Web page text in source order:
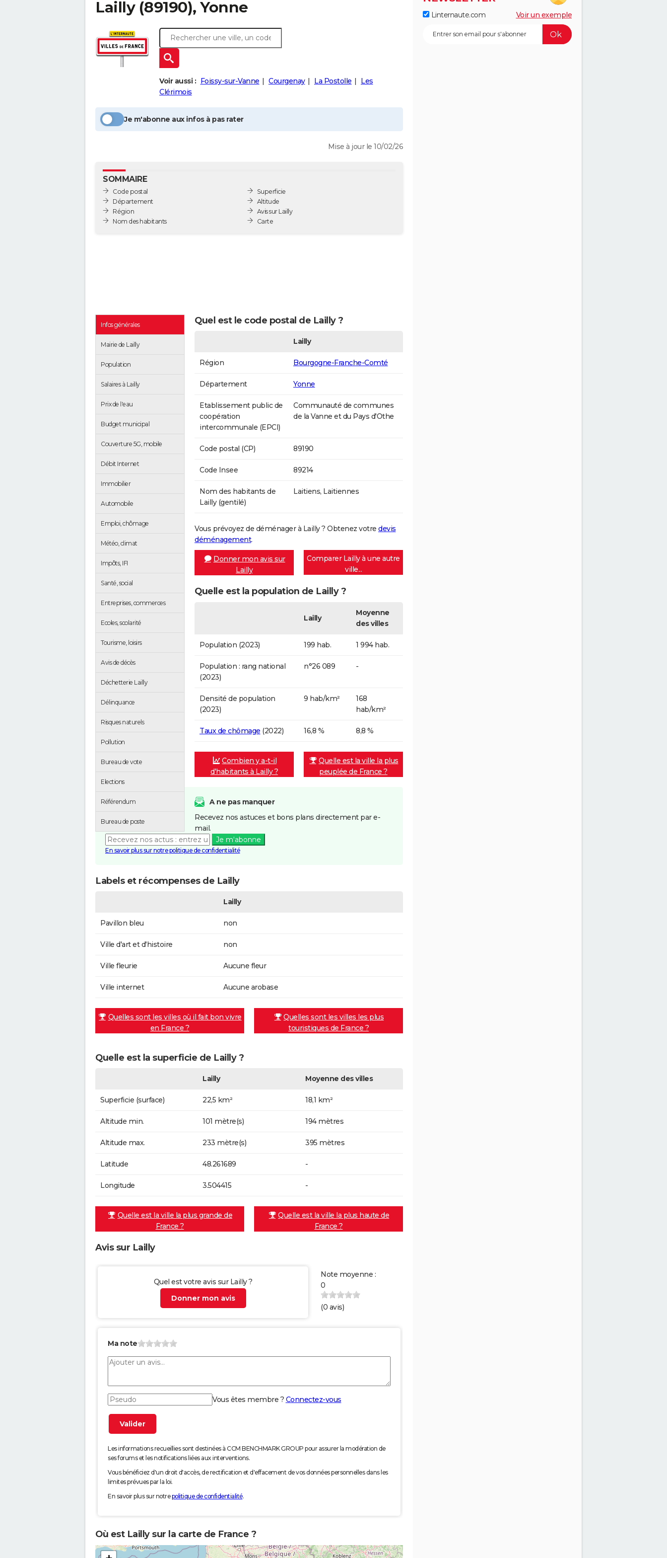
Lailly(89190), Yonne
Voir aussi : Foissy-sur-Vanne Courgenay La Postolle
Les
Clérimois
Je m'abonne aux infos à pas rater
Mise à jour le 10/02/26
SOMMAIRE
Code postal
Département
Région
Nom des habitants
Superficie
Altitude
Avis sur Lailly
Carte
Infos générales
Mairie de Lailly
Population
Salaires à Lailly
Prix de l'eau
Budget municipal
Couverture 5G, mobile
Débit Internet
Immobilier
Automobile
Emploi, chômage
Météo, climat
Impôts, IFI
Santé, social
Entreprises, commerces
Ecoles, scolarité
Tourisme, loisirs
Avis de décès
Déchetterie Lailly
Délinquance
Risques naturels
Pollution
Bureau de vote
Elections
Référendum
Bureau de poste
Quel est le code postal de Lailly ?
Lailly
Région Bourgogne-Franche-Comté
Département Yonne
Etablissement public de
coopération
intercommunale (EPCI)
Communauté de communes
de la Vanne et du Pays d'Othe
Code postal (CP) 89190
Code Insee 89214
Nom des habitants de
Lailly (gentilé)
Laitiens, Laitiennes
Vous prévoyez de déménager à Lailly ? Obtenez votre devis
déménagement.
Donner mon avis sur
Lailly
Comparer Lailly à une autre
ville...
Quelle est la population de Lailly ?
Lailly
Moyenne
des villes
Population (2023) 199 hab. 1 994 hab.
Population : rang national
(2023)
n°26 089 -
Densité de population
(2023)
9 hab/km²
168
hab/km²
Taux de chômage (2022) 16,8 % 8,8 %
Combien y a-t-il
d'habitants à Lailly ?
Quelle est la ville la plus
peuplée de France ?
A ne pas manquer
Recevez nos astuces et bons plans directement par e-
mail.
Je m'abonne
En savoir plus sur notre politique de confidentialité
Labels et récompenses de Lailly
Lailly
Pavillon bleu non
Ville d'art et d'histoire non
Ville fleurie Aucune fleur
Ville internet Aucune arobase
Quelles sont les villes où il fait bon vivre
en France ?
Quelles sont les villes les plus
touristiques de France ?
Quelle est la superficie de Lailly ?
Lailly Moyenne des villes
Superficie (surface) 22,5 km² 18,1 km²
Altitude min. 101 mètre(s) 194 mètres
Altitude max. 233 mètre(s) 395 mètres
Latitude 48.261689 -
Longitude 3.504415 -
Quelle est la ville la plus grande de
France ?
Quelle est la ville la plus haute de
France ?
Avis sur Lailly
Quel est votre avis sur Lailly ?
Donner mon avis
Note moyenne :
0
(0 avis)
Ma note
Vous êtes membre ? Connectez-vous
Les informations recueillies sont destinées à CCM BENCHMARK GROUP pour assurer la modération de
ses forums et les notifications liées aux interventions.
Vous bénéficiez d'un droit d'accès, de rectification et d'effacement de vos données personnelles dans les
limites prévues par la loi.
En savoir plus sur notrepolitique de confidentialité.
Où est Lailly sur la carte de France ?
Linternaute.com Voir un exemple